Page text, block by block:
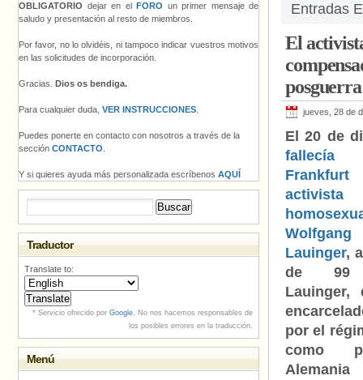
Entradas
El
posguerra
jueves, 28 de
El 20 de
activista
Wolfgang
Lauinger,
de 99
Lauinger,
por el
como
OBLIGATORIO dejar en el FORO un primer mensaje de
saludo y presentación al resto de miembros.
Por favor, no lo olvidéis, ni tampoco indicar vuestros motivos
en las solicitudes de incorporación.
Gracias. Dios os bendiga.
Para cualquier duda, VER INSTRUCCIONES
Puedes ponerte en contacto con nosotros a través de la
sección CONTACTO
Y si quieres ayuda más personalizada escríbenos AQUÍ
Traductor
Translate to:
* Servicio ofrecido por Google. No nos hacemos responsables de
los posibles errores en la traducción.
Menú